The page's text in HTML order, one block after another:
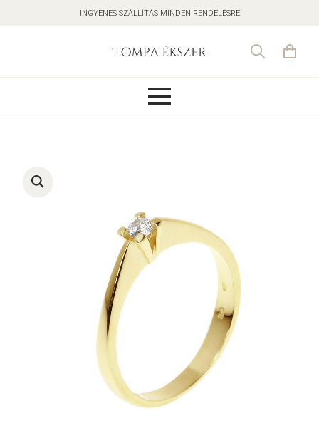
INGYENES SZÁLLÍTÁS MINDEN RENDELÉSRE